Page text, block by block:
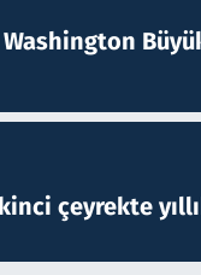
Washington
çeyrekte